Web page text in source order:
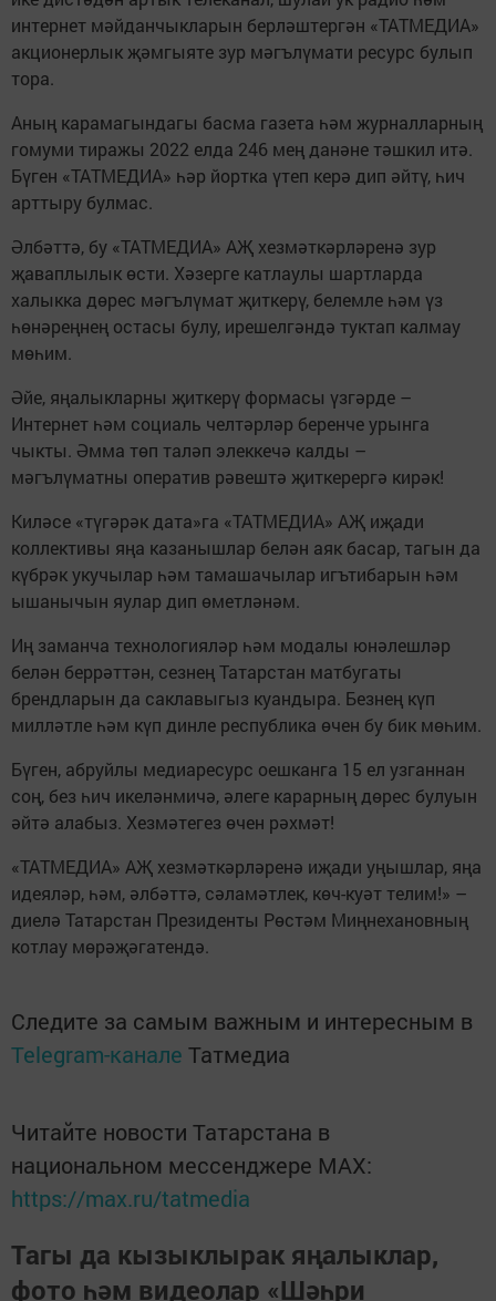
интернет мәйданчыкларын берләштергән «ТАТМЕДИА»
акционерлык җәмгыяте зур мәгълүмати ресурс булып
тора.
Аның карамагындагы басма газета һәм журналларның
гомуми тиражы 2022 елда 246 мең данәне тәшкил итә.
Бүген «ТАТМЕДИА» һәр йортка үтеп керә дип әйтү, һич
арттыру булмас.
Әлбәттә, бу «ТАТМЕДИА» АҖ хезмәткәрләренә зур
җаваплылык өсти. Хәзерге катлаулы шартларда
халыкка дөрес мәгълүмат җиткерү, белемле һәм үз
һөнәреңнең остасы булу, ирешелгәндә туктап калмау
мөһим.
Әйе, яңалыкларны җиткерү формасы үзгәрде –
Интернет һәм социаль челтәрләр беренче урынга
чыкты. Әмма төп таләп элеккечә калды –
мәгълүматны оператив рәвештә җиткерергә кирәк!
Киләсе «түгәрәк дата»га «ТАТМЕДИА» АҖ иҗади
коллективы яңа казанышлар белән аяк басар, тагын да
күбрәк укучылар һәм тамашачылар игътибарын һәм
ышанычын яулар дип өметләнәм.
Иң заманча технологияләр һәм модалы юнәлешләр
белән беррәттән, сезнең Татарстан матбугаты
брендларын да саклавыгыз куандыра. Безнең күп
милләтле һәм күп динле республика өчен бу бик мөһим.
Бүген, абруйлы медиаресурс оешканга 15 ел узганнан
соң, без һич икеләнмичә, әлеге карарның дөрес булуын
әйтә алабыз. Хезмәтегез өчен рәхмәт!
«ТАТМЕДИА» АҖ хезмәткәрләренә иҗади уңышлар, яңа
идеяләр, һәм, әлбәттә, сәламәтлек, көч-куәт телим!» –
диелә Татарстан Президенты Рөстәм Миңнехановның
котлау мөрәҗәгатендә.
Следите за самым важным и интересным в
Telegram-канале Татмедиа
Читайте новости Татарстана в
национальном мессенджере MАХ:
https://max.ru/tatmedia
Тагы да кызыклырак яңалыклар,
фото һәм видеолар «Шәһри